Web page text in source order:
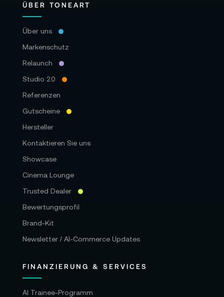
ÜBER TONEART
Über uns
Markenschutz
Relaunch
Studio 2.0
Referenzen
Gutscheine
Hersteller
Kontaktieren Sie uns
Showcase
Cinema Lounge
Trusted Dealer
Bewertungsprofil
Brand-Kit
Newsletter / AI-Commerce Updates
FINANZIERUNG & SERVICES
AI Trainee-Programm